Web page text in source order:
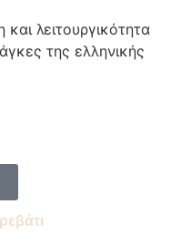
λειτουργικότητα
της ελληνικής